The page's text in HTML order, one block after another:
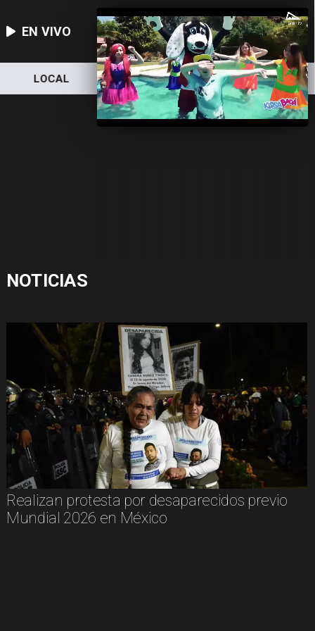
EN VIVO
LOCAL NACIONAL DEPORTES
NOTICIAS
Realizan protesta por desaparecidos previo
Mundial 2026 en México